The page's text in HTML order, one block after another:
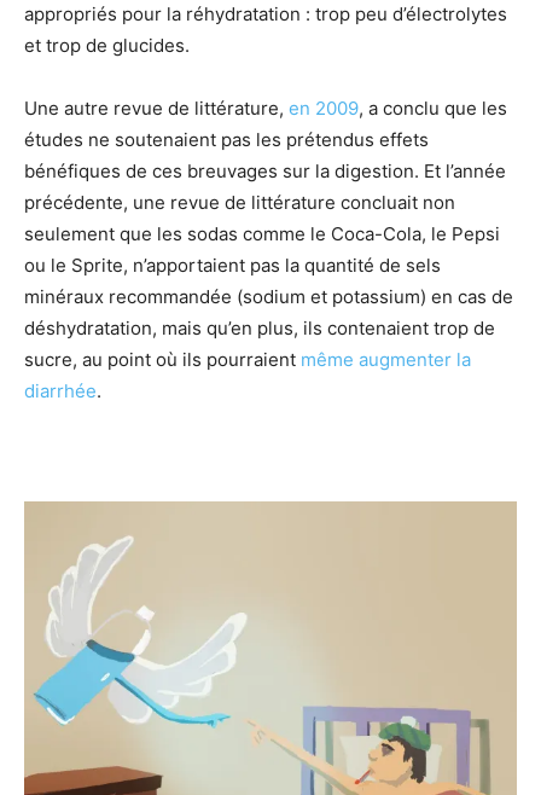
appropriés pour la réhydratation : trop peu d’électrolytes
et trop de glucides.
Une autre revue de littérature, en 2009, a conclu que les
études ne soutenaient pas les prétendus effets
bénéfiques de ces breuvages sur la digestion. Et l’année
précédente, une revue de littérature concluait non
seulement que les sodas comme le Coca-Cola, le Pepsi
ou le Sprite, n’apportaient pas la quantité de sels
minéraux recommandée (sodium et potassium) en cas de
déshydratation, mais qu’en plus, ils contenaient trop de
sucre, au point où ils pourraient même augmenter la
diarrhée.